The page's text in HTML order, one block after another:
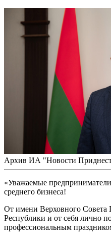
Архив ИА "Новости
«Уважаемые
среднего бизнеса!
От имени Верховного Совета
Республики и от себя лично
профессиональным